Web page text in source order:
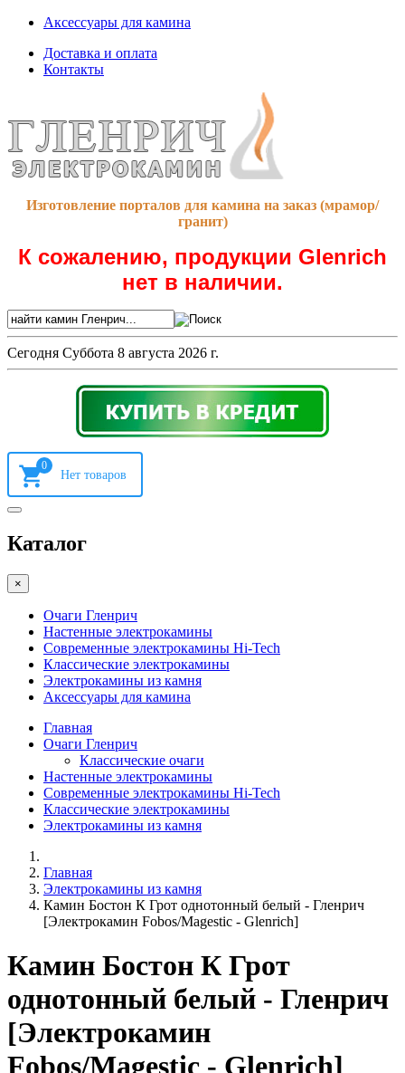
Аксессуары для камина
Доставка и оплата
Контакты
Изготовление порталов для камина на заказ (мрамор/
гранит)
К сожалению, продукции Glenrich
нет в наличии.
Сегодня Суббота 8 августа 2026 г.
0
Каталог
×
Очаги Гленрич
Настенные электрокамины
Современные электрокамины Hi-Tech
Классические электрокамины
Электрокамины из камня
Аксессуары для камина
Главная
Очаги Гленрич
Классические очаги
Настенные электрокамины
Современные электрокамины Hi-Tech
Классические электрокамины
Электрокамины из камня
Главная
Электрокамины из камня
Камин Бостон К Грот однотонный белый - Гленрич
[Электрокамин Fobos/Magestic - Glenrich]
Камин Бостон К Грот
однотонный белый - Гленрич
[Электрокамин
Fobos/Magestic - Glenrich]